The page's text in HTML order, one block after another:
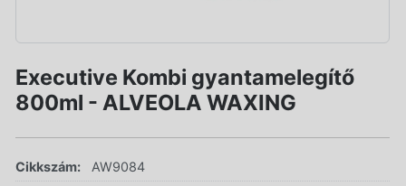
Executive Kombi gyantamelegítő
800ml - ALVEOLA WAXING
Cikkszám:
AW9084